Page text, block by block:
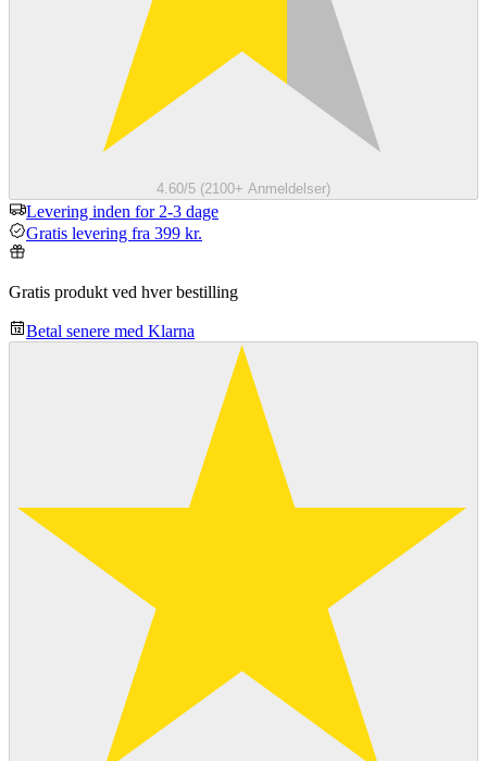
4.60/5 (2100+ Anmeldelser)
Levering inden for 2-3 dage
Gratis levering fra 399 kr.
Gratis produkt ved hver bestilling
Betal senere med Klarna